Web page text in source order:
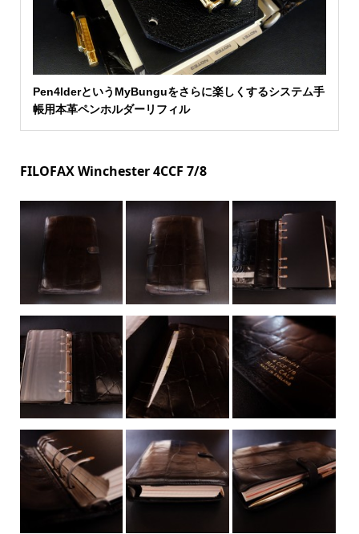
Pen4lderというMyBunguをさらに楽しくするシステム手
帳用本革ペンホルダーリフィル
FILOFAX Winchester 4CCF 7/8